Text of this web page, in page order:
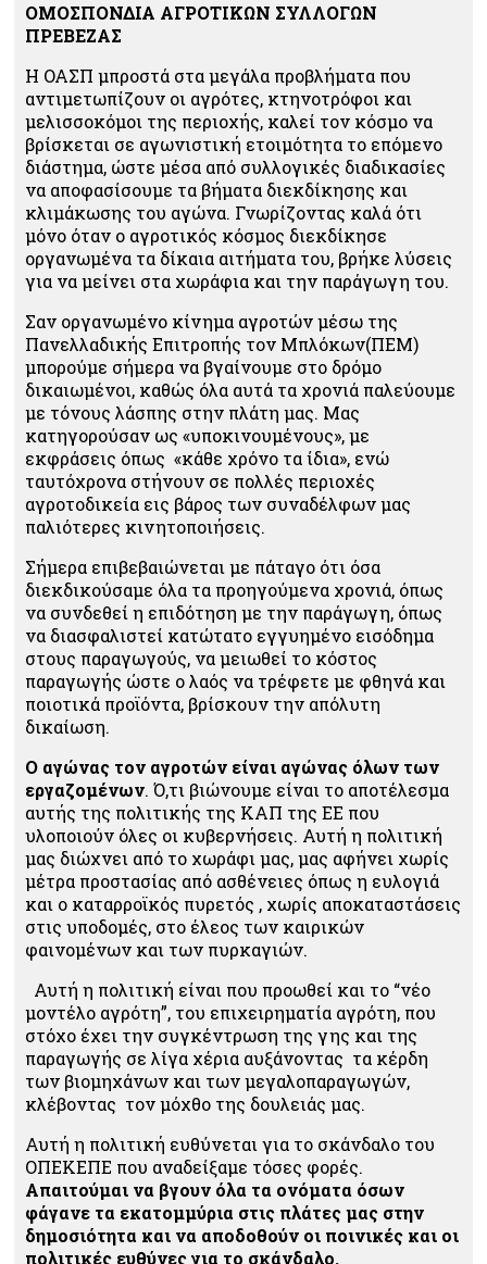
ΟΜΟΣΠΟΝΔΙΑ ΑΓΡΟΤΙΚΩΝ ΣΥΛΛΟΓΩΝ
ΠΡΕΒΕΖΑΣ
Η ΟΑΣΠ μπροστά στα μεγάλα προβλήματα που
αντιμετωπίζουν οι αγρότες, κτηνοτρόφοι και
μελισσοκόμοι της περιοχής, καλεί τον κόσμο να
βρίσκεται σε αγωνιστική ετοιμότητα το επόμενο
διάστημα, ώστε μέσα από συλλογικές διαδικασίες
να αποφασίσουμε τα βήματα διεκδίκησης και
κλιμάκωσης του αγώνα. Γνωρίζοντας καλά ότι
μόνο όταν ο αγροτικός κόσμος διεκδίκησε
οργανωμένα τα δίκαια αιτήματα του, βρήκε λύσεις
για να μείνει στα χωράφια και την παράγωγη του.
Σαν οργανωμένο κίνημα αγροτών μέσω της
Πανελλαδικής Επιτροπής τον Μπλόκων(ΠΕΜ)
μπορούμε σήμερα να βγαίνουμε στο δρόμο
δικαιωμένοι, καθώς όλα αυτά τα χρονιά παλεύουμε
με τόνους λάσπης στην πλάτη μας. Μας
κατηγορούσαν ως «υποκινουμένους», με
εκφράσεις όπως «κάθε χρόνο τα ίδια», ενώ
ταυτόχρονα στήνουν σε πολλές περιοχές
αγροτοδικεία εις βάρος των συναδέλφων μας
παλιότερες κινητοποιήσεις.
Σήμερα επιβεβαιώνεται με πάταγο ότι όσα
διεκδικούσαμε όλα τα προηγούμενα χρονιά, όπως
να συνδεθεί η επιδότηση με την παράγωγη, όπως
να διασφαλιστεί κατώτατο εγγυημένο εισόδημα
στους παραγωγούς, να μειωθεί το κόστος
παραγωγής ώστε ο λαός να τρέφετε με φθηνά και
ποιοτικά προϊόντα, βρίσκουν την απόλυτη
δικαίωση.
Ο αγώνας τον αγροτών είναι αγώνας όλων των
εργαζομένων. Ό,τι βιώνουμε είναι το αποτέλεσμα
αυτής της πολιτικής της ΚΑΠ της ΕΕ που
υλοποιούν όλες οι κυβερνήσεις. Αυτή η πολιτική
μας διώχνει από το χωράφι μας, μας αφήνει χωρίς
μέτρα προστασίας από ασθένειες όπως η ευλογιά
και ο καταρροϊκός πυρετός , χωρίς αποκαταστάσεις
στις υποδομές, στο έλεος των καιρικών
φαινομένων και των πυρκαγιών.
Αυτή η πολιτική είναι που προωθεί και το “νέο
μοντέλο αγρότη”, του επιχειρηματία αγρότη, που
στόχο έχει την συγκέντρωση της γης και της
παραγωγής σε λίγα χέρια αυξάνοντας τα κέρδη
των βιομηχάνων και των μεγαλοπαραγωγών,
κλέβοντας τον μόχθο της δουλειάς μας.
Αυτή η πολιτική ευθύνεται για το σκάνδαλο του
ΟΠΕΚΕΠΕ που αναδείξαμε τόσες φορές.
Απαιτούμαι να βγουν όλα τα ονόματα όσων
φάγανε τα εκατομμύρια στις πλάτες μας στην
δημοσιότητα και να αποδοθούν οι ποινικές και οι
πολιτικές ευθύνες για το σκάνδαλο.